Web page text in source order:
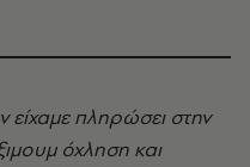
είχαμε πληρώσει στην
όχληση και